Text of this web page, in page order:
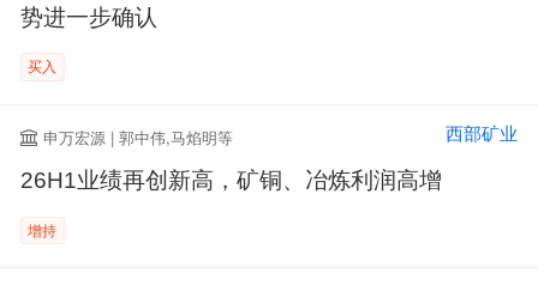
势进一步确认
买入
申万宏源 | 郭中伟,马焰明等 西部矿业
26H1业绩再创新高，矿铜、冶炼利润高增
增持